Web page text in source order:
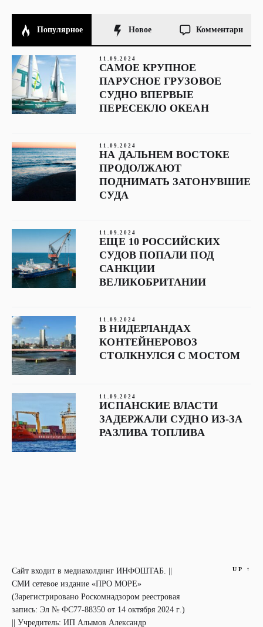
Популярное Новое Комментари
11.09.2024
САМОЕ КРУПНОЕ
ПАРУСНОЕ ГРУЗОВОЕ
СУДНО ВПЕРВЫЕ
ПЕРЕСЕКЛО ОКЕАН
11.09.2024
НА ДАЛЬНЕМ ВОСТОКЕ
ПРОДОЛЖАЮТ
ПОДНИМАТЬ ЗАТОНУВШИЕ
СУДА
11.09.2024
ЕЩЕ 10 РОССИЙСКИХ
СУДОВ ПОПАЛИ ПОД
САНКЦИИ
ВЕЛИКОБРИТАНИИ
11.09.2024
В НИДЕРЛАНДАХ
КОНТЕЙНЕРОВОЗ
СТОЛКНУЛСЯ С МОСТОМ
11.09.2024
ИСПАНСКИЕ ВЛАСТИ
ЗАДЕРЖАЛИ СУДНО ИЗ-ЗА
РАЗЛИВА ТОПЛИВА
Сайт входит в медиахолдинг ИНФОШТАБ. ||
СМИ сетевое издание «ПРО МОРЕ»
(Зарегистрировано Роскомнадзором реестровая
запись: Эл № ФС77-88350 от 14 октября 2024 г.)
|| Учредитель: ИП Алымов Александр
UP ↑